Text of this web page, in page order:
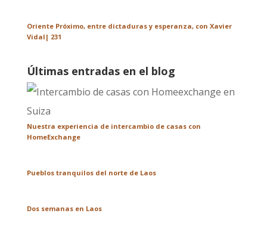
Oriente Próximo, entre dictaduras y esperanza, con Xavier
Vidal| 231
Últimas entradas en el blog
Nuestra experiencia de intercambio de casas con
HomeExchange
Pueblos tranquilos del norte de Laos
Dos semanas en Laos